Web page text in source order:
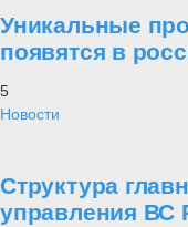
Уникальные
появятся в
5
Новости
Структура
управления ВС